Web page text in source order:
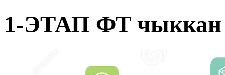
1-ЭТАП ФТ чыккан